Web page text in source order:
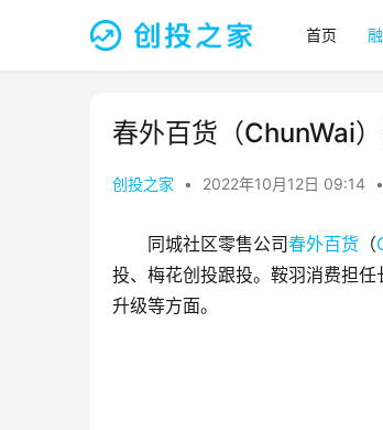
首页
春外百货（ChunWai
创投之家 • 2022年10月12日 09:14 •
同城社区零售公司春外百货 （
投、梅花创投跟投。鞍羽消费担
升级等方面。